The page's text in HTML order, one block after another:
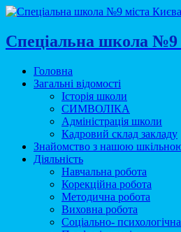
Спеціальна школа №9
Головна
Загальні відомості
Історія школи
СИМВОЛІКА
Адміністрація школи
Кадровий склад закладу
Знайомство з нашою
Діяльність
Навчальна робота
Корекційна робота
Методична робота
Виховна робота
Соціально-